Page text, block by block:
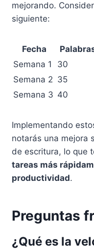
mejorando.
siguiente:
Fecha
Semana 1
30
Semana 2 35
Semana 3 40
Implementando
notarás una mejora
de escritura, lo que
tareas más
productividad.
Preguntas
¿Qué es la